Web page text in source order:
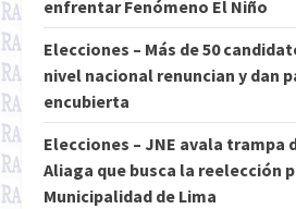
enfrentar Fenómeno El Niño
Elecciones – Más de 50
nivel nacional renuncian y dan
encubierta
Elecciones – JNE avala trampa
Aliaga que busca la reelección
Municipalidad de Lima